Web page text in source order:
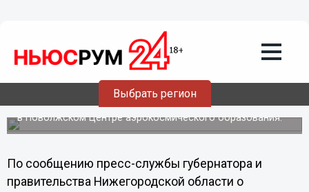
Выбрать регион
Нижегородских школьников
привлекают к изучению физики в
Аэрокосмическом центре
Открытие специальной программы для юных
конструкторов и исследователей состоится 10 сентября
в Поволжском Центре аэрокосмического образования.
По сообщению пресс-службы губернатора и
правительства Нижегородской области о